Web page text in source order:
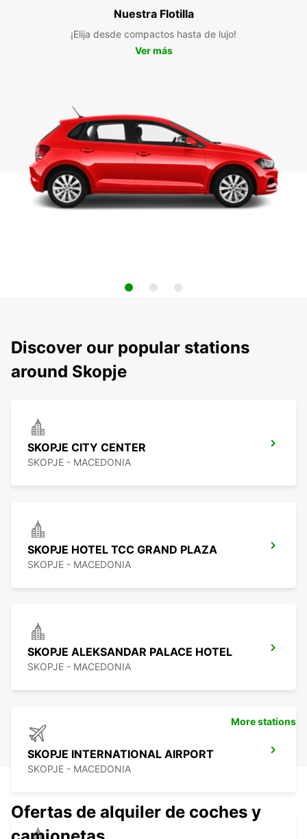
Nuestra Flotilla
¡Elija desde compactos hasta de lujo!
Ver más
Discover our popular stations
around Skopje
SKOPJE CITY CENTER
SKOPJE - MACEDONIA
SKOPJE HOTEL TCC GRAND PLAZA
SKOPJE - MACEDONIA
SKOPJE ALEKSANDAR PALACE HOTEL
SKOPJE - MACEDONIA
SKOPJE INTERNATIONAL AIRPORT
SKOPJE - MACEDONIA
More stations
Ofertas de alquiler de coches y